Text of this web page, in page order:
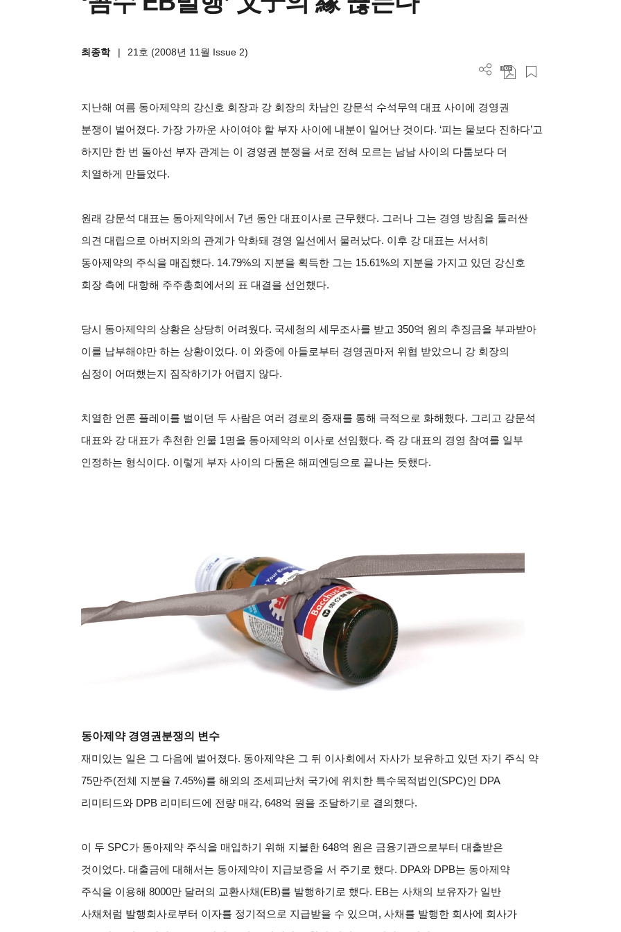
최종학 | 21호 (2008년 11월 Issue 2)
지난해 여름 동아제약의 강신호 회장과 강 회장의 차남인 강문석 수석무역 대표 사이에 경영권
분쟁이 벌어졌다. 가장 가까운 사이여야 할 부자 사이에 내분이 일어난 것이다. ‘피는 물보다 진하다’고
하지만 한 번 돌아선 부자 관계는 이 경영권 분쟁을 서로 전혀 모르는 남남 사이의 다툼보다 더
치열하게 만들었다.
원래 강문석 대표는 동아제약에서 7년 동안 대표이사로 근무했다. 그러나 그는 경영 방침을 둘러싼
의견 대립으로 아버지와의 관계가 악화돼 경영 일선에서 물러났다. 이후 강 대표는 서서히
동아제약의 주식을 매집했다. 14.79%의 지분을 획득한 그는 15.61%의 지분을 가지고 있던 강신호
회장 측에 대항해 주주총회에서의 표 대결을 선언했다.
당시 동아제약의 상황은 상당히 어려웠다. 국세청의 세무조사를 받고 350억 원의 추징금을 부과받아
이를 납부해야만 하는 상황이었다. 이 와중에 아들로부터 경영권마저 위협 받았으니 강 회장의
심정이 어떠했는지 짐작하기가 어렵지 않다.
치열한 언론 플레이를 벌이던 두 사람은 여러 경로의 중재를 통해 극적으로 화해했다. 그리고 강문석
대표와 강 대표가 추천한 인물 1명을 동아제약의 이사로 선임했다. 즉 강 대표의 경영 참여를 일부
인정하는 형식이다. 이렇게 부자 사이의 다툼은 해피엔딩으로 끝나는 듯했다.
동아제약 경영권분쟁의 변수
재미있는 일은 그 다음에 벌어졌다. 동아제약은 그 뒤 이사회에서 자사가 보유하고 있던 자기 주식 약
75만주(전체 지분율 7.45%)를 해외의 조세피난처 국가에 위치한 특수목적법인(SPC)인 DPA
리미티드와 DPB 리미티드에 전량 매각, 648억 원을 조달하기로 결의했다.
이 두 SPC가 동아제약 주식을 매입하기 위해 지불한 648억 원은 금융기관으로부터 대출받은
것이었다. 대출금에 대해서는 동아제약이 지급보증을 서 주기로 했다. DPA와 DPB는 동아제약
주식을 이용해 8000만 달러의 교환사채(EB)를 발행하기로 했다. EB는 사채의 보유자가 일반
사채처럼 발행회사로부터 이자를 정기적으로 지급받을 수 있으며, 사채를 발행한 회사에 회사가